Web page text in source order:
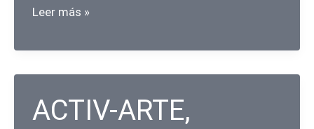
ACTIV-
Experiencia
en
el
aula
Leer más »
ACTIV-ARTE,